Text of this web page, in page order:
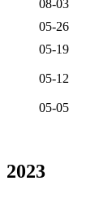
08-03
05-26
05-19
05-12
05-05
2023